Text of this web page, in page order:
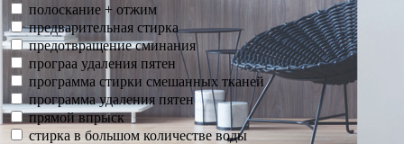
полоскание + отжим
предварительная стирка
предотвращение сминания
програа удаления пятен
программа стирки смешанных тканей
программа удаления пятен
прямой впрыск
стирка в большом количестве воды